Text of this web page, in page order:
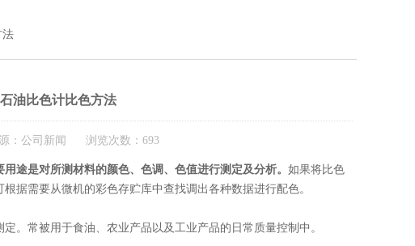
油比色计比色方法
：公司新闻 浏览次数：693
途是对所测材料的颜色、色调、色值进行测定及分析。 如果将比色
据需要从微机的彩色存贮库中查找调出各种数据进行配色。
常被用于食油、农业产品以及工业产品的日常质量控制中。